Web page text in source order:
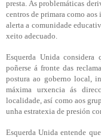
presta. As problemáticas
centros de primara como
alerta a comunidade
xeito adecuado.
Esquerda Unida
poñerse á fronte das
postura ao goberno local,
máxima urxencia ás
localidade, así como aos
unha estratexia de presión
Esquerda Unida entende